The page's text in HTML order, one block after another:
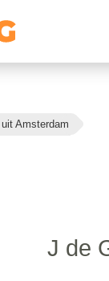
Amsterdam
J de